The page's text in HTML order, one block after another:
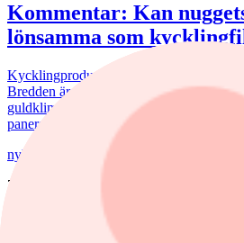
Kommentar: Kan
lönsamma som
Kycklingproducenten Scandi Standard
Bredden är uppfriskande och flera av
guldklimpar (nuggets). Fast då vill det till
panerade kycklingprodukter, av typen
nyheter
Bostadsmarknad
7 augusti, 07:15
Juli bjöd på billigare